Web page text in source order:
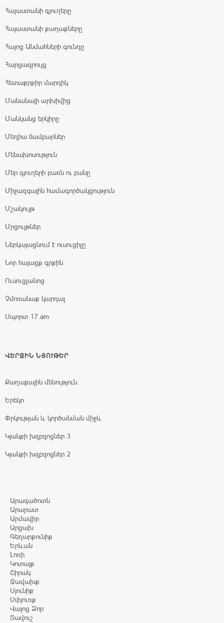
Հայաստանի գյուղերը
Հայաստանի քաղաքները
Հայոց Անմահների գունդը
Հարցազրույց
Հետաքրքիր մարդիկ
Մանանայի արխիվից
Մանկանց երկիրը
Մեդիա ճամբարներ
Մենախոսություն
Մեր գյուղերի բառն ու բանը
Միջազգային համագործակցություն
Մշակույթ
Մրցույթներ
Ներկայացնում է ուսուցիչը
Նոր հայացք գրքին
Ուսուցչանոց
Չմոռանաք կարդալ
Սպորտ 17.am
ՎԵՐՋԻՆ ՆՅՈՒԹԵՐ
Քաղաքային մենություն
Երեկո
Փրկության և կործանման միջև
Կյանքի խզբզոցներ 3
Կյանքի խզբզոցներ 2
Արագածոտն
Արարատ
Արմավիր
Արցախ
Գեղարքունիք
Երևան
Լոռի
Կոտայք
Շիրակ
Ջավախք
Սյունիք
Սփյուռք
Վայոց Ձոր
Տավուշ